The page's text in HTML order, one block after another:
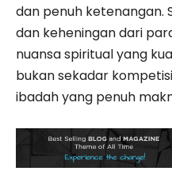
dan penuh ketenangan.
dan keheningan dari
nuansa spiritual yang
bukan sekadar
ibadah yang penuh